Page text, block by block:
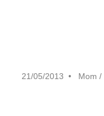
21/05/2013 Mom /